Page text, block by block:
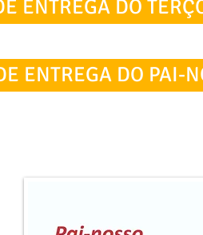
ENTREGA DO
ENTREGA DO PAI-